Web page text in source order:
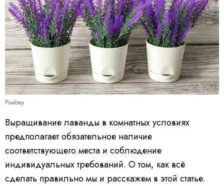
Pixabay
Выращивание лаванды в комнатных условиях
предполагает обязательное наличие
соответствующего места и соблюдение
индивидуальных требований. О том, как всё
сделать правильно мы и расскажем в этой статье.